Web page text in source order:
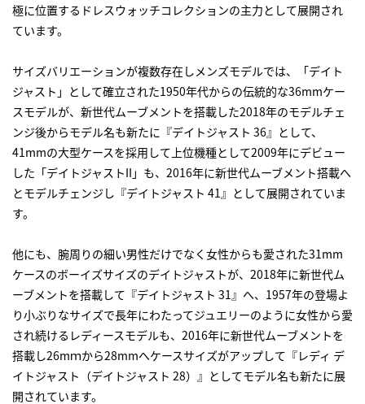
極に位置するドレスウォッチコレクションの主力として展開され
ています。
サイズバリエーションが複数存在しメンズモデルでは、「デイト
ジャスト」として確立された1950年代からの伝統的な36mmケー
スモデルが、新世代ムーブメントを搭載した2018年のモデルチェ
ンジ後からモデル名も新たに『デイトジャスト 36』として、
41mmの大型ケースを採用して上位機種として2009年にデビュー
した「デイトジャストII」も、2016年に新世代ムーブメント搭載へ
とモデルチェンジし『デイトジャスト 41』として展開されていま
す。
他にも、腕周りの細い男性だけでなく女性からも愛された31mm
ケースのボーイズサイズのデイトジャストが、2018年に新世代ム
ーブメントを搭載して『デイトジャスト 31』へ、1957年の登場よ
り小ぶりなサイズで長年にわたってジュエリーのように女性から愛
され続けるレディースモデルも、2016年に新世代ムーブメントを
搭載し26mｍから28mmへケースサイズがアップして『レディ デ
イトジャスト（デイトジャスト 28）』としてモデル名も新たに展
開されています。